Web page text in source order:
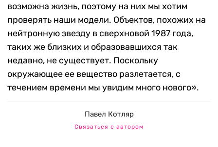
возможна жизнь, поэтому на них мы хотим
проверять наши модели. Объектов, похожих на
нейтронную звезду в сверхновой 1987 года,
таких же близких и образовавшихся так
недавно, не существует. Поскольку
окружающее ее вещество разлетается, с
течением времени мы увидим много нового».
Павел Котляр
Связаться с автором